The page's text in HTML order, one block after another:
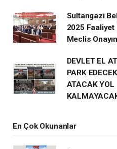
Sultangazi
2025 Faaliyet
Meclis
DEVLET EL
PARK
ATACAK YOL
En Çok Okunanlar